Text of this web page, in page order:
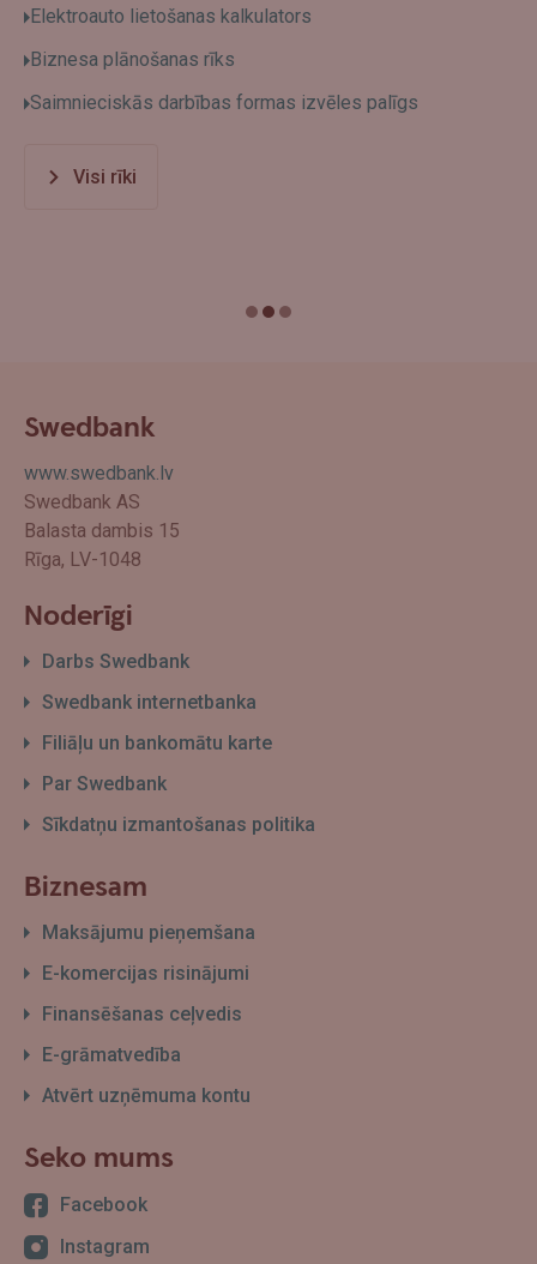
Elektroauto lietošanas kalkulators
Biznesa plānošanas rīks
Saimnieciskās darbības formas izvēles palīgs
Visi rīki
Swedbank
www.swedbank.lv
Swedbank AS
Balasta dambis 15
Rīga, LV-1048
Noderīgi
Darbs Swedbank
Swedbank internetbanka
Filiāļu un bankomātu karte
Par Swedbank
Sīkdatņu izmantošanas politika
Biznesam
Maksājumu pieņemšana
E-komercijas risinājumi
Finansēšanas ceļvedis
E-grāmatvedība
Atvērt uzņēmuma kontu
Seko mums
Facebook
Instagram